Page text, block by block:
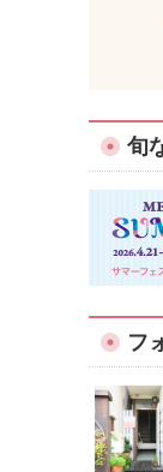
旬
フ